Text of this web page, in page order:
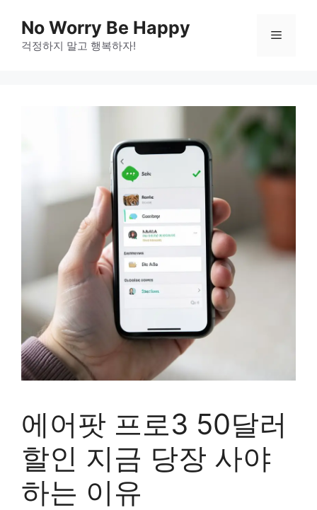
content
No Worry Be Happy
걱정하지 말고 행복하자!
Menu
에어팟 프로3 50달러
할인 지금 당장 사야
하는 이유